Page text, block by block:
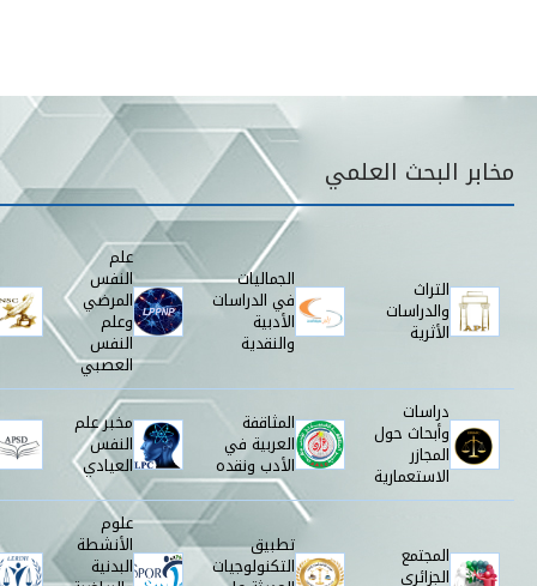
قائمة مخابر البحث
مخابر البحث العلمي
التراث
والدراسات
الأثرية
الجماليات
في الدراسات
الأدبية
والنقدية
علم
النفس
المرضي
وعلم
النفس
العصبي
دراسات
وأبحاث حول
المجازر
الاستعمارية
المثاقفة
العربية في
الأدب ونقده
مخبر علم
النفس
العيادي
المجتمع
الجزائري
تطبيق
التكنولوجيات
علوم
الأنشطة
البدنية